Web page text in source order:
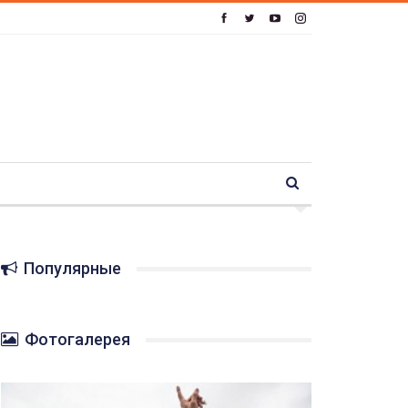
Популярные
Фотогалерея